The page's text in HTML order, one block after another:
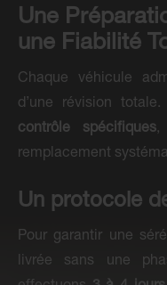
Une
une Fiabilité
Chaque véhicule
d’une révision
contrôle spécifiques,
remplacement
Un protocole
Pour garantir une
livrée sans une